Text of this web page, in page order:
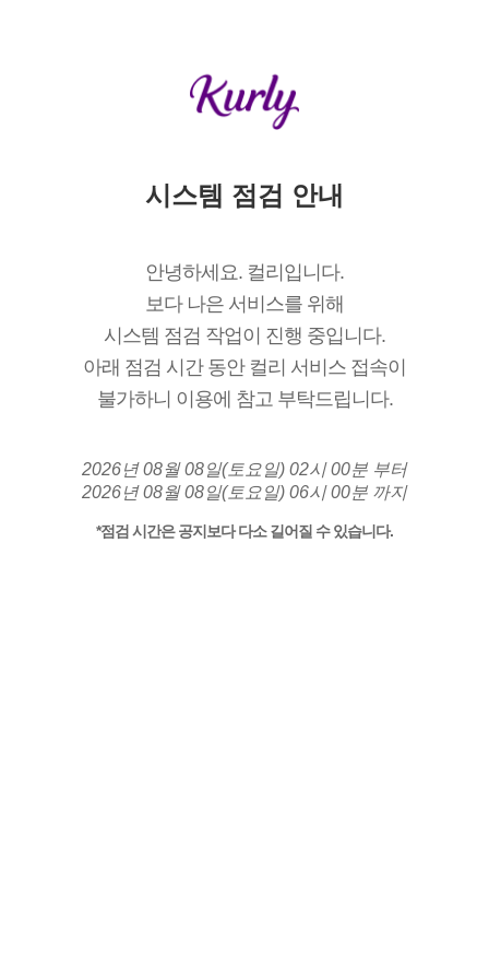
시스템 점검 안내
안녕하세요. 컬리입니다.
보다 나은 서비스를 위해
시스템 점검 작업이 진행 중입니다.
아래 점검 시간 동안 컬리 서비스 접속이
불가하니 이용에 참고 부탁드립니다.
2026년 08월 08일(토요일) 02시 00분 부터
2026년 08월 08일(토요일) 06시 00분 까지
*점검 시간은 공지보다 다소 길어질 수 있습니다.